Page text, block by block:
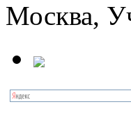
Москва,